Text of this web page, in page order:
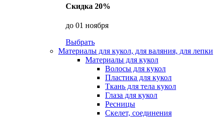
Скидка 20%
до 01 ноября
Выбрать
Материалы для кукол, для валяния, для лепки
Материалы для кукол
Волосы для кукол
Пластика для кукол
Ткань для тела кукол
Глаза для кукол
Ресницы
Скелет, соединения